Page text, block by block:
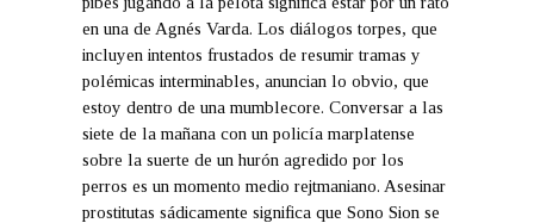
en una de Agnés Varda. Los diálogos torpes, que
incluyen intentos frustados de resumir tramas y
polémicas interminables, anuncian lo obvio, que
estoy dentro de una mumblecore. Conversar a las
siete de la mañana con un policía marplatense
sobre la suerte de un hurón agredido por los
perros es un momento medio rejtmaniano. Asesinar
prostitutas sádicamente significa que Sono Sion se